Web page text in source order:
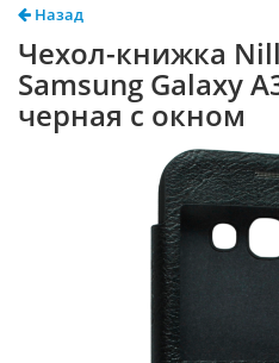
Назад
Чехол-книжка
Samsung Galaxy
черная с окном